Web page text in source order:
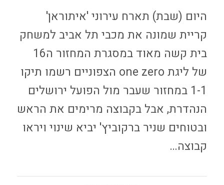
היום (שבת) תארח עירוני 'איתוראן'
קריית שמונה את מכבי תל אביב למשחק
בית קשה מאוד במסגרת המחזור ה16
של ליגת one zero הצפוניים רשמו תיקו
1-1 במחזור שעבר מול הפועל ירושלים
הנהדרת, אבל בקבוצה מרימים את הראש
ובטוחים שניר ברקוביץ' יביא שינוי ויראו
קבוצה…